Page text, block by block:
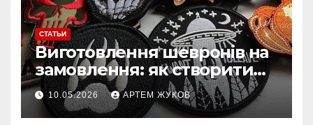
СТАТЬИ
Виготовлення шевронів на
замовлення: як створити
власний дизайн нашивки
10.05.2026 АРТЕМ ЖУКОВ